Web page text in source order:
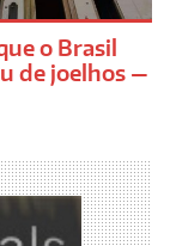
o Brasil
de joelhos —